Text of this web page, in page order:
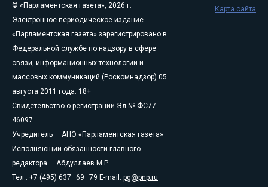
© «Парламентская газета», 2026 г.
Электронное периодическое издание
«Парламентская газета» зарегистрировано в
Федеральной службе по надзору в сфере
связи, информационных технологий и
массовых коммуникаций (Роскомнадзор) 05
августа 2011 года. 18+
Свидетельство о регистрации Эл № ФС77-
46097
Учредитель — АНО «Парламентская газета»
Исполняющий обязанности главного
редактора — Абдуллаев М.Р.
Тел.: +7 (495) 637–69–79 E-mail: pg@pnp.ru
Карта сайта